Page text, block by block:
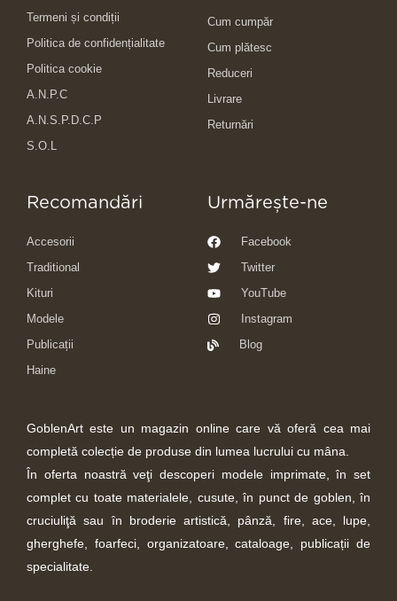
Termeni și condiții
Politica de confidențialitate
Politica cookie
A.N.P.C
A.N.S.P.D.C.P
S.O.L
Cum cumpăr
Cum plătesc
Reduceri
Livrare
Returnări
Recomandări
Accesorii
Traditional
Kituri
Modele
Publicații
Haine
Urmărește-ne
Facebook
Twitter
YouTube
Instagram
Blog
GoblenArt este un magazin online care vă oferă cea mai
completă colecție de produse din lumea lucrului cu mâna.
În oferta noastră veţi descoperi modele imprimate, în set
complet cu toate materialele, cusute, în punct de goblen, în
cruciuliţă sau în broderie artistică, pânză, fire, ace, lupe,
gherghefe, foarfeci, organizatoare, cataloage, publicații de
specialitate.